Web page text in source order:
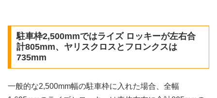
駐車枠2,500mmではライズ ロッキーが左右合
計805mm、ヤリスクロスとフロンクスは
735mm
一般的な2,500mm幅の駐車枠に入れた場合、全幅